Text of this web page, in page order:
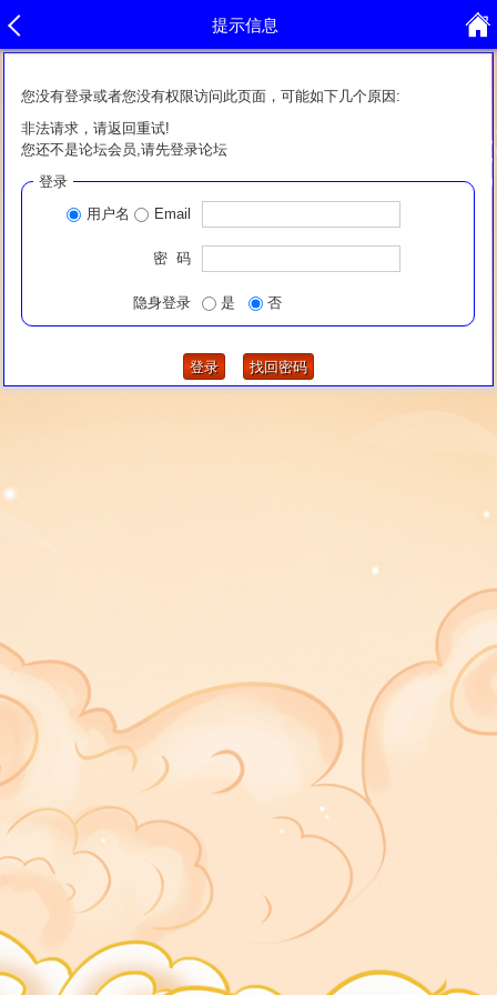
提示信息
您没有登录或者您没有权限访问此页面，可能如下几个原因:
非法请求，请返回重试!
您还不是论坛会员,请先登录论坛
登录
用户名
Email
密 码
隐身登录 是 否